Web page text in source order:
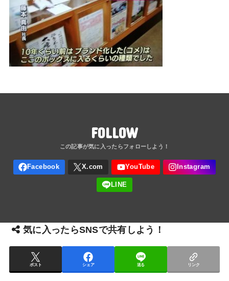
FOLLOW
気に入ったらSNSで共有しよう！
ポスト シェア 送る リンク